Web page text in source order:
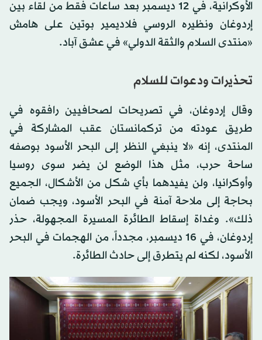
الأوكرانية، في 12 ديسمبر بعد ساعات فقط من لقاء بين
إردوغان ونظيره الروسي فلاديمير بوتين على هامش
«منتدى السلام والثقة الدولي» في عشق آباد.
تحذيرات ودعوات للسلام
وقال إردوغان، في تصريحات لصحافيين رافقوه في
طريق عودته من تركمانستان عقب المشاركة في
المنتدى، إنه «لا ينبغي النظر إلى البحر الأسود بوصفه
ساحة حرب، مثل هذا الوضع لن يضر سوى روسيا
وأوكرانيا، ولن يفيدهما بأي شكل من الأشكال، الجميع
بحاجة إلى ملاحة آمنة في البحر الأسود، ويجب ضمان
ذلك». وغداة إسقاط الطائرة المسيرة المجهولة، حذر
إردوغان، في 16 ديسمبر، مجدداً، من الهجمات في البحر
الأسود، لكنه لم يتطرق إلى حادث الطائرة.